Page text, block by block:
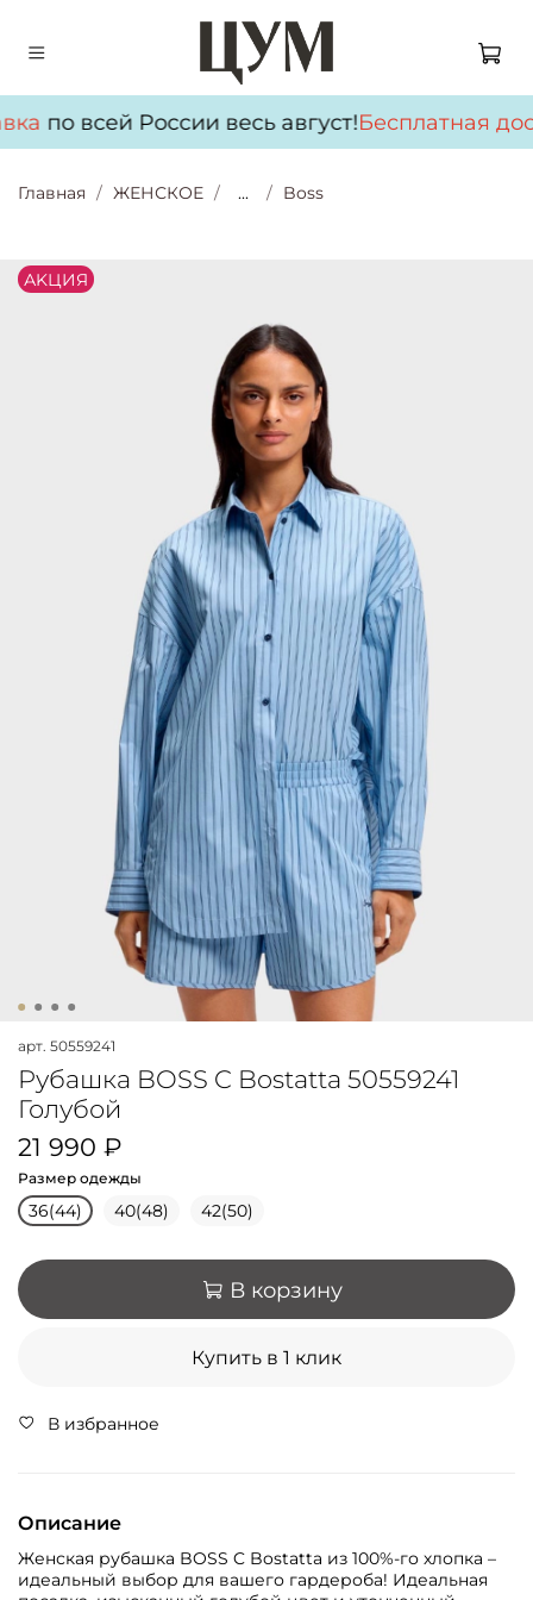
по всей России весь август!Бесплатная
Главная ЖЕНСКОЕ ... Boss
АKЦИЯ
арт. 50559241
Рубашка BOSS C Bostatta 50559241
Голубой
21 990 ₽
Размер одежды
36(44) 40(48) 42(50)
В корзину
Купить в 1 клик
В избранное
Описание
Женская рубашка BOSS C Bostatta из 100%-го хлопка –
идеальный выбор для вашего гардероба! Идеальная